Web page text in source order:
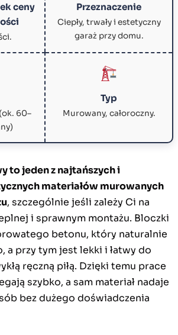
ceny
Przeznaczenie
Ciepły, trwały i estetyczny
garaż przy domu.
60–
Typ
Murowany, całoroczny.
to jeden z najtańszych i
materiałów murowanych
, szczególnie jeśli zależy Ci na
i sprawnym montażu. Bloczki
betonu, który naturalnie
a przy tym jest lekki i łatwy do
ręczną piłą. Dzięki temu prace
szybko, a sam materiał nadaje
bez dużego doświadczenia